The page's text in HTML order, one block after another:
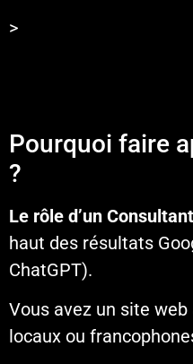
>
Pourquoi faire
?
Le rôle d’un
haut des résultats
ChatGPT).
Vous avez un site
locaux ou